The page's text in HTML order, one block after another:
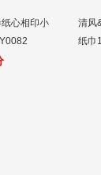
心相印小
清风
纸巾